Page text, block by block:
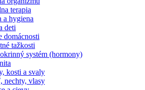
terapia
a hygiena
deti
domácnosti
tažkosti
systém (hormony)
kosti a svaly
nechty, vlasy